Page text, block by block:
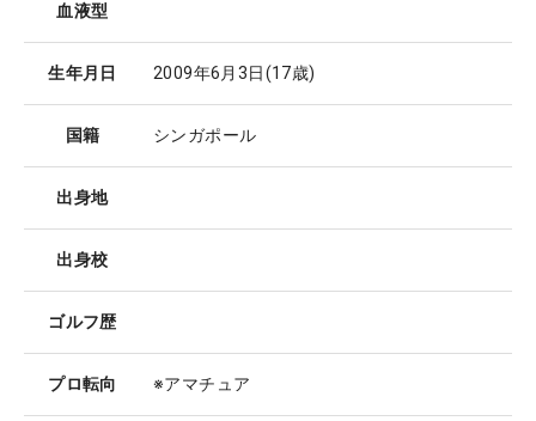
血液型
生年月日 2009年6月3日(17歳)
国籍 シンガポール
出身地
出身校
ゴルフ歴
プロ転向 ※アマチュア